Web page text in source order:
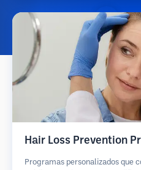
Hair Loss Prevention
Programas personalizados que